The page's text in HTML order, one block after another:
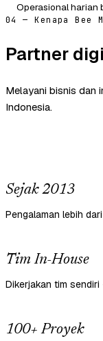
Operasional harian
04 — Kenapa Bee
Partner
Melayani bisnis dan
Indonesia.
Sejak 2013
Pengalaman lebih
Tim In-House
Dikerjakan tim
100+ Proyek